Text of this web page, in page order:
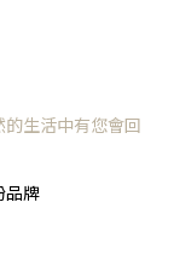
生活中有您會回
品牌